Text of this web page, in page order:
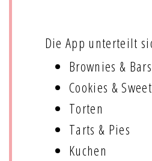
Die App unterteilt
Brownies & Bars
Cookies &
Torten
Tarts & Pies
Kuchen